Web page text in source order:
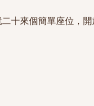
十來個簡單座位，開